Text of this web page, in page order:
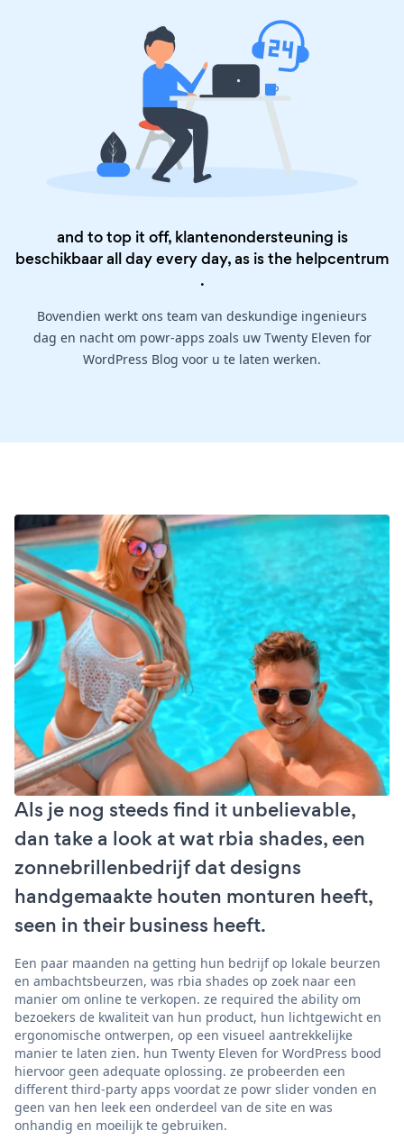
and to top it off, klantenondersteuning is
beschikbaar all day every day, as is the helpcentrum
.
Bovendien werkt ons team van deskundige ingenieurs
dag en nacht om powr-apps zoals uw Twenty Eleven for
WordPress Blog voor u te laten werken.
Als je nog steeds find it unbelievable,
dan take a look at wat rbia shades, een
zonnebrillenbedrijf dat designs
handgemaakte houten monturen heeft,
seen in their business heeft.
Een paar maanden na getting hun bedrijf op lokale beurzen
en ambachtsbeurzen, was rbia shades op zoek naar een
manier om online te verkopen. ze required the ability om
bezoekers de kwaliteit van hun product, hun lichtgewicht en
ergonomische ontwerpen, op een visueel aantrekkelijke
manier te laten zien. hun Twenty Eleven for WordPress bood
hiervoor geen adequate oplossing. ze probeerden een
different third-party apps voordat ze powr slider vonden en
geen van hen leek een onderdeel van de site en was
onhandig en moeilijk te gebruiken.